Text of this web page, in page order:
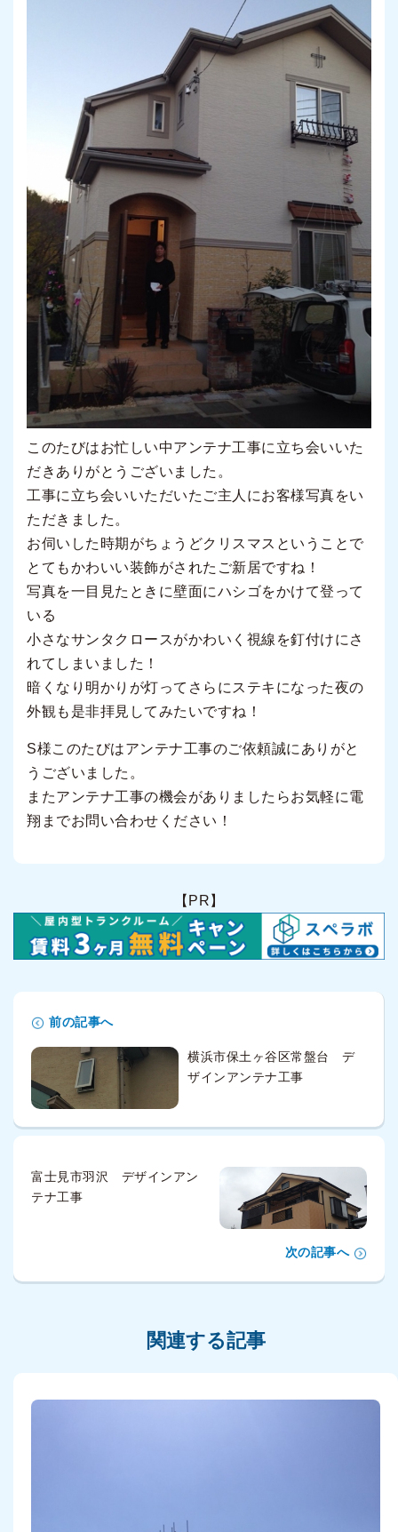
このたびはお忙しい中アンテナ工事に立ち会いいた
だきありがとうございました。
工事に立ち会いいただいたご主人にお客様写真をい
ただきました。
お伺いした時期がちょうどクリスマスということで
とてもかわいい装飾がされたご新居ですね！
写真を一目見たときに壁面にハシゴをかけて登って
いる
小さなサンタクロースがかわいく視線を釘付けにさ
れてしまいました！
暗くなり明かりが灯ってさらにステキになった夜の
外観も是非拝見してみたいですね！
S様このたびはアンテナ工事のご依頼誠にありがと
うございました。
またアンテナ工事の機会がありましたらお気軽に電
翔までお問い合わせください！
【PR】
前の記事へ
横浜市保土ヶ谷区常盤台 デ
ザインアンテナ工事
富士見市羽沢 デザインアン
テナ工事
次の記事へ
関連する記事